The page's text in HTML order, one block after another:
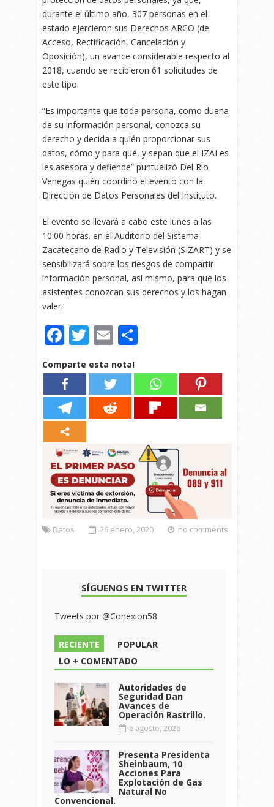
durante el último año, 307 personas en el
estado ejercieron sus Derechos ARCO (de
Acceso, Rectificación, Cancelación y
Oposición), un avance considerable respecto al
2018, cuando se recibieron 61 solicitudes de
este tipo.
“Es importante que toda persona, como dueña
de su información personal, conozca su
derecho y decida a quién proporcionar sus
datos, cómo y para qué, y sepan que el IZAI es
les asesora y defiende” puntualizó Del Río
Venegas quién coordinó el evento con la
Dirección de Datos Personales del Instituto.
El evento se llevará a cabo este lunes a las
10:00 horas. en el Auditorio del Sistema
Zacatecano de Radio y Televisión (SIZART) y se
sensibilizará sobre los riesgos de compartir
información personal, así mismo, para que los
asistentes conozcan sus derechos y los hagan
valer.
Facebook
Twitter
Email
Comparte esta nota!
Datos 26 enero, 2020 no comments
SÍGUENOS EN TWITTER
Tweets por @Conexion58
RECIENTE
POPULAR
LO + COMENTADO
Autoridades de
Seguridad Dan
Avances de
Operación Rastrillo.
6 agosto, 2026
Presenta Presidenta
Sheinbaum, 10
Acciones Para
Explotación de Gas
Natural No
Convencional.